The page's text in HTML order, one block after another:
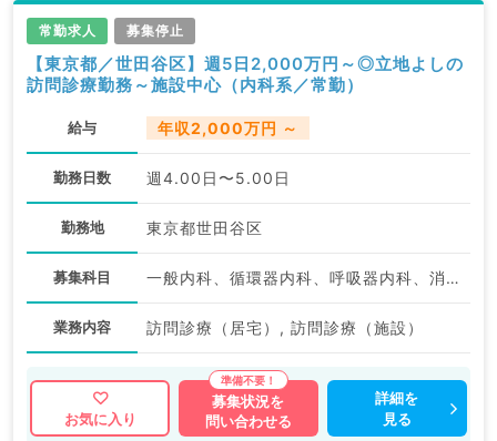
常勤求人 募集停止
【東京都／世田谷区】週5日2,000万円～◎立地よしの
訪問診療勤務～施設中心（内科系／常勤）
給与 年収2,000万円 ～
勤務日数 週4.00日〜5.00日
勤務地 東京都世田谷区
募集科目 一般内科、循環器内科、呼吸器内科、消化器内科、老年内科
業務内容 訪問診療（居宅）, 訪問診療（施設）
お気に入り
募集状況を
問い合わせる
詳細を
見る